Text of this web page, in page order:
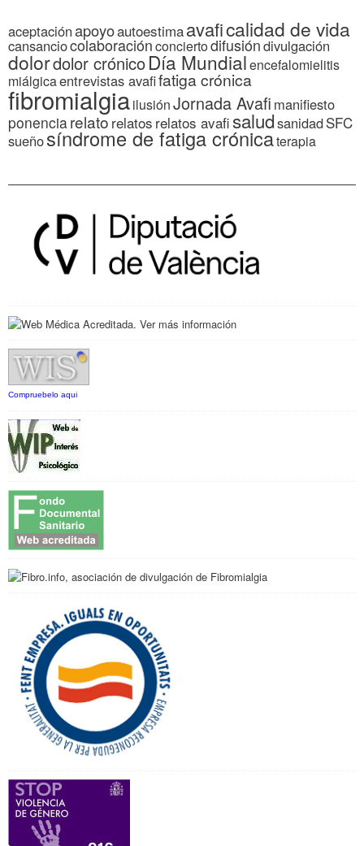
aceptaciónapoyoautoestimaavaficalidad de vida
cansanciocolaboraciónconciertodifusióndivulgación
dolordolor crónicoDía Mundialencefalomielitis
miálgicaentrevistas avafifatiga crónica
fibromialgiailusiónJornada Avafi manifiesto
ponenciarelato relatos relatos avafisaludsanidadSFC
sueñosíndrome de fatiga crónicaterapia
Compruebelo aqui